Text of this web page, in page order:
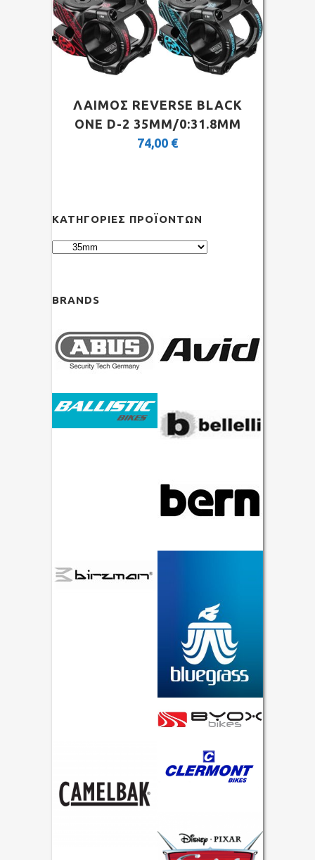
ΛΑΙΜΟΣ REVERSE BLACK
ONE D-2 35MM/0:31.8MM
74,00 €
ΚΑΤΗΓΟΡΊΕΣ ΠΡΟΪΌΝΤΩΝ
BRANDS